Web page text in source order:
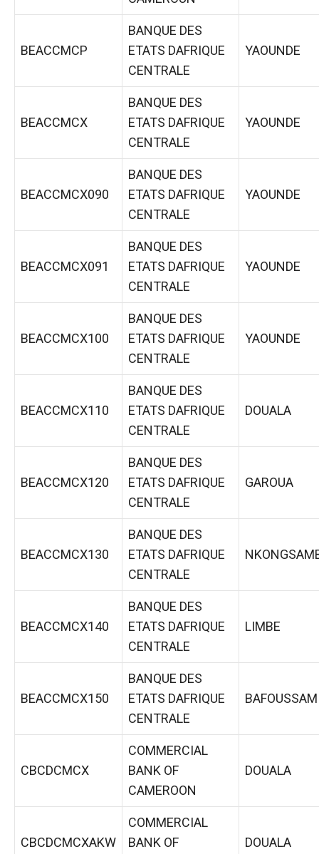
BEACCMCP
BANQUE DES
ETATS DAFRIQUE
CENTRALE
YAOUNDE
BEACCMCX
BANQUE DES
ETATS DAFRIQUE
CENTRALE
YAOUNDE
BEACCMCX090
BANQUE DES
ETATS DAFRIQUE
CENTRALE
YAOUNDE
BEACCMCX091
BANQUE DES
ETATS DAFRIQUE
CENTRALE
YAOUNDE
BEACCMCX100
BANQUE DES
ETATS DAFRIQUE
CENTRALE
YAOUNDE
BEACCMCX110
BANQUE DES
ETATS DAFRIQUE
CENTRALE
DOUALA
BEACCMCX120
BANQUE DES
ETATS DAFRIQUE
CENTRALE
GAROUA
BEACCMCX130
BANQUE DES
ETATS DAFRIQUE
CENTRALE
BEACCMCX140
BANQUE DES
ETATS DAFRIQUE
CENTRALE
LIMBE
BEACCMCX150
BANQUE DES
ETATS DAFRIQUE
CENTRALE
BAFOUSSAM
CBCDCMCX
COMMERCIAL
BANK OF
CAMEROON
DOUALA
CBCDCMCXAKW
COMMERCIAL
BANK OF
DOUALA